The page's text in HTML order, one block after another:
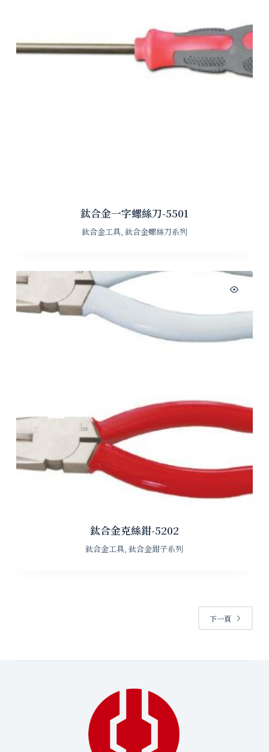
鈦合金一字螺絲刀-5501
鈦合金工具, 鈦合金螺絲刀系列
鈦合金克絲鉗-5202
鈦合金工具,鈦合金鉗子系列
下一頁